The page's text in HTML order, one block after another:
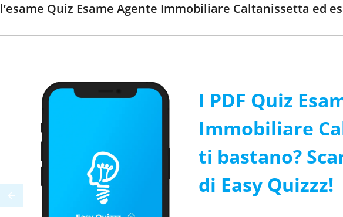
l’esame Quiz Esame Agente Immobiliare Caltanissetta ed
I PDF Quiz
Immobiliare
ti bastano?
di Easy Quizzz!